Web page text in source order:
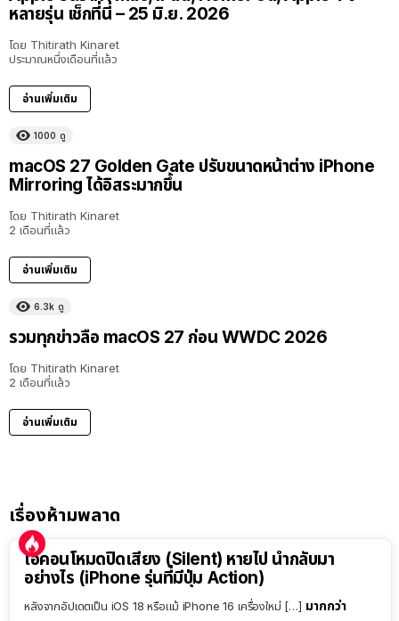
หลายรุ่น เช็กที่นี่ – 25 มิ.ย. 2026
โดย Thitirath Kinaret
ประมาณหนึ่งเดือนที่แล้ว
อ่านเพิ่มเติม
1000 ดู
macOS 27 Golden Gate ปรับขนาดหน้าต่าง iPhone
Mirroring ได้อิสระมากขึ้น
โดย Thitirath Kinaret
2 เดือนที่แล้ว
อ่านเพิ่มเติม
6.3k ดู
รวมทุกข่าวลือ macOS 27 ก่อน WWDC 2026
โดย Thitirath Kinaret
2 เดือนที่แล้ว
อ่านเพิ่มเติม
เรื่องห้ามพลาด
ไอคอนโหมดปิดเสียง (Silent) หายไป นำกลับมา
อย่างไร (iPhone รุ่นที่มีปุ่ม Action)
หลังจากอัปเดตเป็น iOS 18 หรือแม้ iPhone 16 เครื่องใหม่ […] มากกว่า